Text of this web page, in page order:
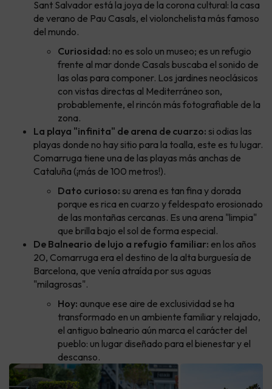
Sant Salvador está la joya de la corona cultural: la casa
de verano de Pau Casals, el violonchelista más famoso
del mundo.
Curiosidad: no es solo un museo; es un refugio
frente al mar donde Casals buscaba el sonido de
las olas para componer. Los jardines neoclásicos
con vistas directas al Mediterráneo son,
probablemente, el rincón más fotografiable de la
zona.
La playa "infinita" de arena de cuarzo: si odias las
playas donde no hay sitio para la toalla, este es tu lugar.
Comarruga tiene una de las playas más anchas de
Cataluña (¡más de 100 metros!).
Dato curioso: su arena es tan fina y dorada
porque es rica en cuarzo y feldespato erosionado
de las montañas cercanas. Es una arena "limpia"
que brilla bajo el sol de forma especial.
De Balneario de lujo a refugio familiar: en los años
20, Comarruga era el destino de la alta burguesía de
Barcelona, que venía atraída por sus aguas
"milagrosas".
Hoy: aunque ese aire de exclusividad se ha
transformado en un ambiente familiar y relajado,
el antiguo balneario aún marca el carácter del
pueblo: un lugar diseñado para el bienestar y el
descanso.